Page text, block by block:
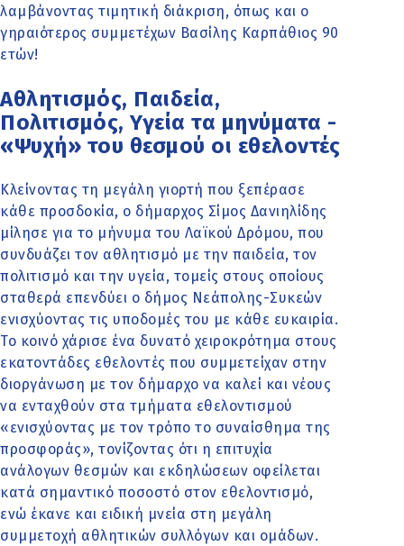
λαμβάνοντας τιμητική διάκριση, όπως και ο
γηραιότερος συμμετέχων Βασίλης Καρπάθιος 90
ετών!
Αθλητισμός, Παιδεία,
Πολιτισμός, Υγεία τα μηνύματα -
«Ψυχή» του θεσμού οι εθελοντές
Κλείνοντας τη μεγάλη γιορτή που ξεπέρασε
κάθε προσδοκία, ο δήμαρχος Σίμος Δανιηλίδης
μίλησε για το μήνυμα του Λαϊκού Δρόμου, που
συνδυάζει τον αθλητισμό με την παιδεία, τον
πολιτισμό και την υγεία, τομείς στους οποίους
σταθερά επενδύει ο δήμος Νεάπολης-Συκεών
ενισχύοντας τις υποδομές του με κάθε ευκαιρία.
Το κοινό χάρισε ένα δυνατό χειροκρότημα στους
εκατοντάδες εθελοντές που συμμετείχαν στην
διοργάνωση με τον δήμαρχο να καλεί και νέους
να ενταχθούν στα τμήματα εθελοντισμού
«ενισχύοντας με τον τρόπο το συναίσθημα της
προσφοράς», τονίζοντας ότι η επιτυχία
ανάλογων θεσμών και εκδηλώσεων οφείλεται
κατά σημαντικό ποσοστό στον εθελοντισμό,
ενώ έκανε και ειδική μνεία στη μεγάλη
συμμετοχή αθλητικών συλλόγων και ομάδων.